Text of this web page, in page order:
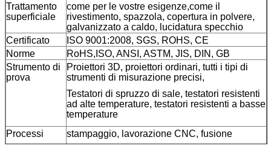
Trattamento
superficiale
come per le vostre esigenze,come il
rivestimento, spazzola, copertura in polvere,
galvanizzato a caldo, lucidatura specchio
Certificato
ISO 9001:2008, SGS, ROHS, CE
Norme
RoHS,ISO, ANSI, ASTM, JIS, DIN, GB
Strumento di
prova
Proiettori 3D, proiettori ordinari, tutti i tipi di
strumenti di misurazione precisi,
Testatori di spruzzo di sale, testatori resistenti
ad alte temperature, testatori resistenti a basse
temperature
Processi
stampaggio, lavorazione CNC, fusione